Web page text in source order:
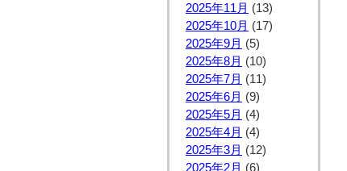
2025年11月 (13)
2025年10月 (17)
2025年9月 (5)
2025年8月 (10)
2025年7月 (11)
2025年6月 (9)
2025年5月 (4)
2025年4月 (4)
2025年3月 (12)
2025年2月 (6)